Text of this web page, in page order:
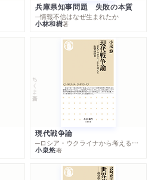
兵庫県知事問題 失敗の本質
─情報不信はなぜ生まれたか
小林和樹著
ちくま新書
現代戦争論
─ロシア・ウクライナから考える世界の行方
小泉悠著